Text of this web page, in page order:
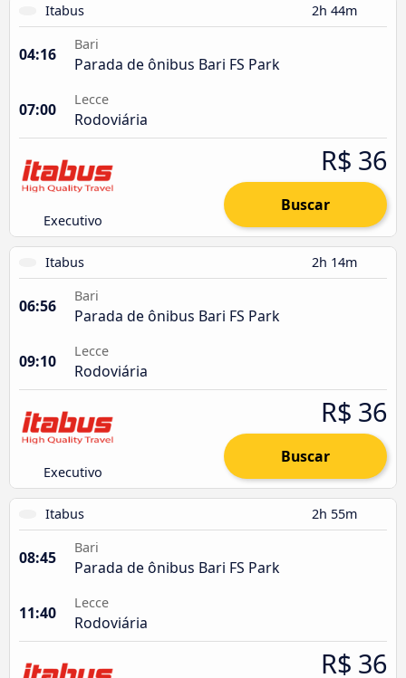
Itabus 2h 44m
04:16
Bari
Parada de ônibus Bari FS Park
07:00
Lecce
Rodoviária
Executivo
R$ 36
Buscar
Itabus 2h 14m
06:56
Bari
Parada de ônibus Bari FS Park
09:10
Lecce
Rodoviária
Executivo
R$ 36
Buscar
Itabus 2h 55m
08:45
Bari
Parada de ônibus Bari FS Park
11:40
Lecce
Rodoviária
R$ 36